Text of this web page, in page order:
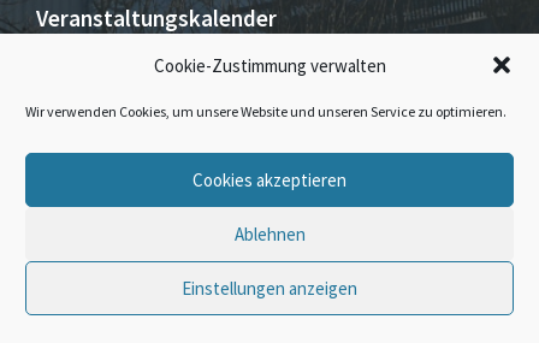
Cookie-Zustimmung verwalten
Wir verwenden Cookies, um unsere Website und unseren Service zu optimieren.
Cookies akzeptieren
Ablehnen
Einstellungen anzeigen
Veranstaltungskalender
Veranstaltungen und Gottesdienste
FacebookInstagram
© 2026 · Dorfgemeinschaft Deifeld & Wissinghausen